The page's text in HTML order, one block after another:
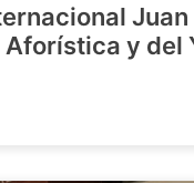
y del